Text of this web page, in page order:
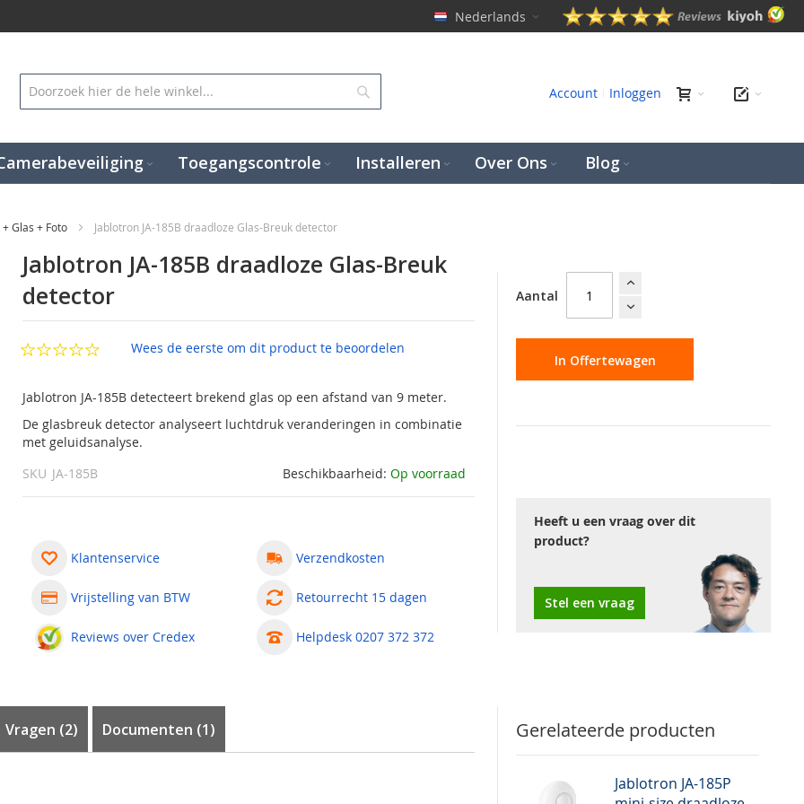
Nederlands
Account Inloggen
Toegangscontrole Installeren Over Ons Blog
+ Glas + Foto Jablotron JA-185B draadloze Glas-Breuk detector
Jablotron JA-185B draadloze Glas-Breuk
detector
Wees de eerste om dit product te beoordelen
Jablotron JA-185B detecteert brekend glas op een afstand van 9 meter.
De glasbreuk detector analyseert luchtdruk veranderingen in combinatie
met geluidsanalyse.
Beschikbaarheid: Op voorraad
SKU JA-185B
Klantenservice
Vrijstelling van BTW
Reviews over Credex
Verzendkosten
Retourrecht 15 dagen
Helpdesk 0207 372 372
Aantal
In Offertewagen
Heeft u een vraag over dit
product?
Stel een vraag
Vragen 2 Documenten (1) Gerelateerde producten
Jablotron JA-185P